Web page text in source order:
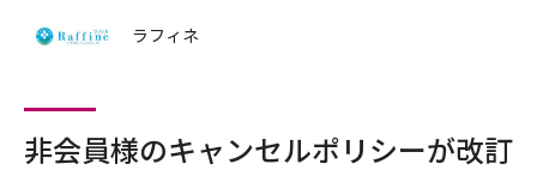
ラフィネ
非会員様のキャンセルポリシーが改訂